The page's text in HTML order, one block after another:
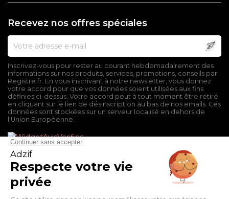
Recevez nos offres spéciales
Inscrivez-vous pour rester au courant hebdomadairement des
informations sur nos produits, services, promotions, conseils par
Registre.fr. En vous inscrivant à notre newsletter, vous donnez
votre accord pour que vos données soient utilisées aux fins
définies ci-dessus. Votre accord peut à tout moment être retiré
en cliquant sur le lien de désinscription au bas de nos emails. Ces
données sont stockées sur un serveur localisé en dehors de
l'Union Européenne.